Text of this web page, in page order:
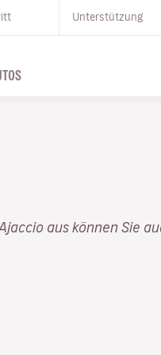
Unterstützung
Ajaccio aus können Sie